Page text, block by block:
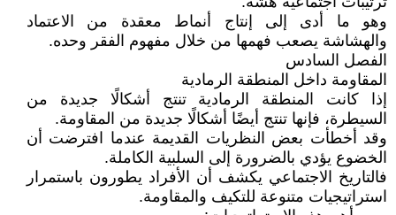
وهو ما أدى إلى إنتاج أنماط معقدة من الاعتماد
والهشاشة يصعب فهمها من خلال مفهوم الفقر وحده.
الفصل السادس
المقاومة داخل المنطقة الرمادية
إذا كانت المنطقة الرمادية تنتج أشكالًا جديدة من
السيطرة، فإنها تنتج أيضًا أشكالًا جديدة من المقاومة.
وقد أخطأت بعض النظريات القديمة عندما افترضت أن
الخضوع يؤدي بالضرورة إلى السلبية الكاملة.
فالتاريخ الاجتماعي يكشف أن الأفراد يطورون باستمرار
استراتيجيات متنوعة للتكيف والمقاومة.